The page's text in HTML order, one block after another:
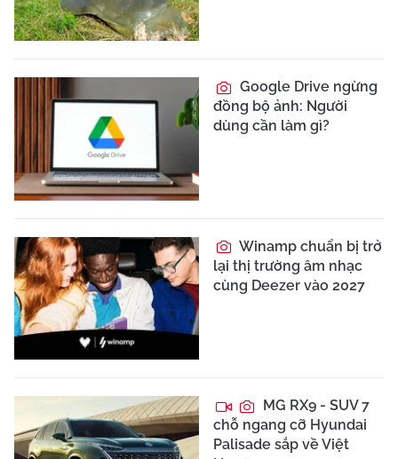
Google Drive ngừng
đồng bộ ảnh: Người
dùng cần làm gì?
Winamp chuẩn bị trở
lại thị trường âm nhạc
cùng Deezer vào 2027
MG RX9 - SUV 7
chỗ ngang cỡ Hyundai
Palisade sắp về Việt